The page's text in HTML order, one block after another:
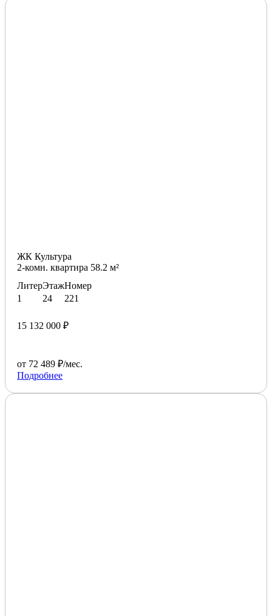
ЖК Культура
2-комн. квартира 58.2 м²
Литер
1
Этаж
24
Номер
221
15 132 000 ₽
от 72 489 ₽/мес.
Подробнее